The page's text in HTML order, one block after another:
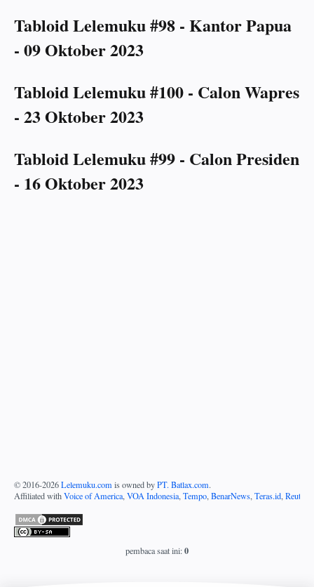
Tabloid Lelemuku #98 - Kantor Papua
- 09 Oktober 2023
Tabloid Lelemuku #100 - Calon Wapres
- 23 Oktober 2023
Tabloid Lelemuku #99 - Calon Presiden
- 16 Oktober 2023
© 2016-2026Lelemuku.com is owned byPT. Batlax.com.
Affiliated withVoice of America, VOA Indonesia, Tempo, BenarNews, Teras.id, Reuters
pembaca saat ini:0